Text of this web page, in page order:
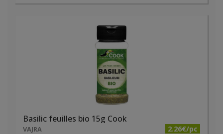
Basilic feuilles bio 15g Cook
VAJRA 2.26€/pc